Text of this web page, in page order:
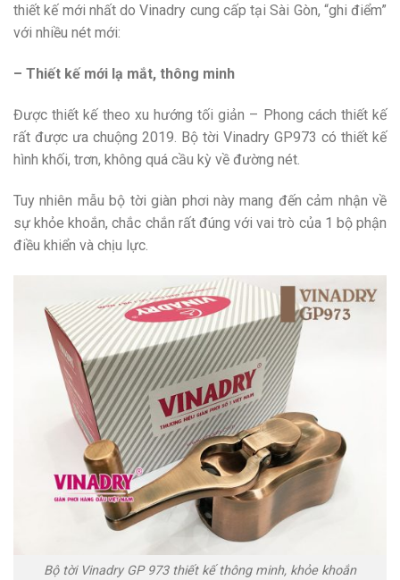
thiết kế mới nhất do Vinadry cung cấp tại Sài Gòn, “ghi điểm”
với nhiều nét mới:
– Thiết kế mới lạ mắt, thông minh
Được thiết kế theo xu hướng tối giản – Phong cách thiết kế
rất được ưa chuộng 2019. Bộ tời Vinadry GP973 có thiết kế
hình khối, trơn, không quá cầu kỳ về đường nét.
Tuy nhiên mẫu bộ tời giàn phơi này mang đến cảm nhận về
sự khỏe khoắn, chắc chắn rất đúng với vai trò của 1 bộ phận
điều khiển và chịu lực.
Bộ tời Vinadry GP 973 thiết kế thông minh, khỏe khoắn